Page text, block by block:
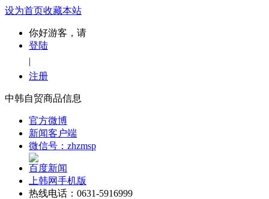
设为首页收藏本站
你好游客，请
登陆
|
注册
中韩自贸商品信息
官方微博
新闻客户端
微信号：zhzmsp
百度新闻
上韩网手机版
热线电话：0631-5916999